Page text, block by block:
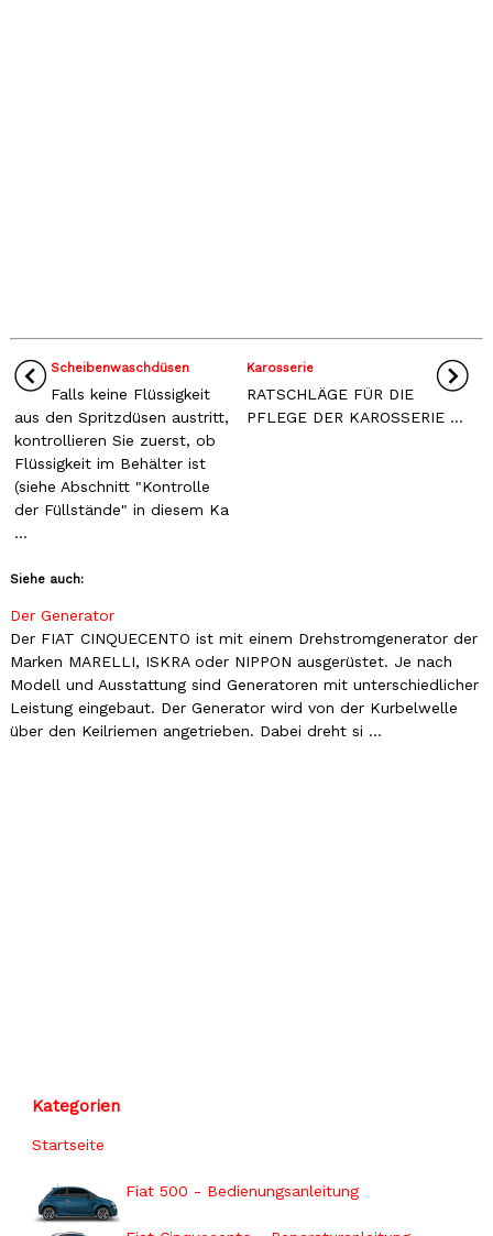
Scheibenwaschdüsen
Falls keine Flüssigkeit
aus den Spritzdüsen austritt,
kontrollieren Sie zuerst, ob
Flüssigkeit im Behälter ist
(siehe Abschnitt "Kontrolle
der Füllstände" in diesem Ka
...
Karosserie
RATSCHLÄGE FÜR DIE
PFLEGE DER KAROSSERIE ...
Siehe auch:
Der Generator
Der FIAT CINQUECENTO ist mit einem Drehstromgenerator der
Marken MARELLI, ISKRA oder NIPPON ausgerüstet. Je nach
Modell und Ausstattung sind Generatoren mit unterschiedlicher
Leistung eingebaut. Der Generator wird von der Kurbelwelle
über den Keilriemen angetrieben. Dabei dreht si ...
Kategorien
Startseite
Fiat 500 - Bedienungsanleitung